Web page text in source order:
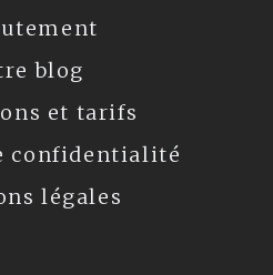
blog
et tarifs
confidentialité
légales